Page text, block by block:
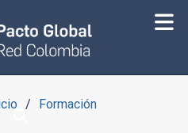
Formación